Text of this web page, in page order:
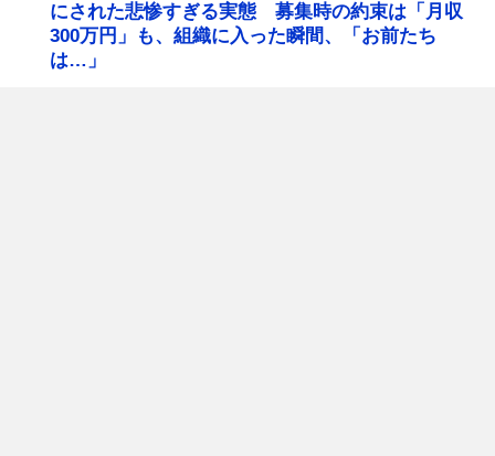
にされた悲惨すぎる実態 募集時の約束は「月収
300万円」も、組織に入った瞬間、「お前たち
は…」